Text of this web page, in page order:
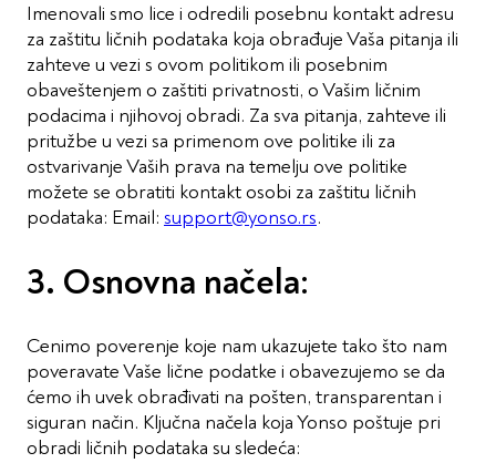
Imenovali smo lice i odredili posebnu kontakt adresu
za zaštitu ličnih podataka koja obrađuje Vaša pitanja ili
zahteve u vezi s ovom politikom ili posebnim
obaveštenjem o zaštiti privatnosti, o Vašim ličnim
podacima i njihovoj obradi. Za sva pitanja, zahteve ili
pritužbe u vezi sa primenom ove politike ili za
ostvarivanje Vaših prava na temelju ove politike
možete se obratiti kontakt osobi za zaštitu ličnih
podataka: Email: support@yonso.rs.
3. Osnovna načela:
Cenimo poverenje koje nam ukazujete tako što nam
poveravate Vaše lične podatke i obavezujemo se da
ćemo ih uvek obrađivati na pošten, transparentan i
siguran način. Ključna načela koja Yonso poštuje pri
obradi ličnih podataka su sledeća: